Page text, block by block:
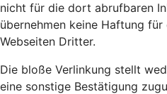
nicht für die dort abrufbaren
übernehmen keine Haftung
Webseiten Dritter.
Die bloße Verlinkung stellt
eine sonstige Bestätigung